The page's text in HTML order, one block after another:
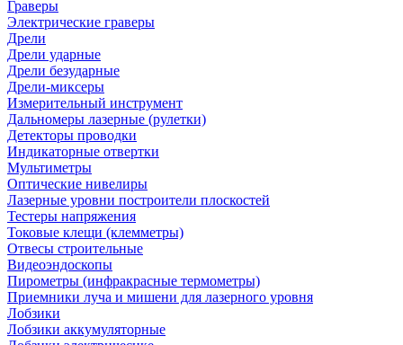
Граверы
Электрические граверы
Дрели
Дрели ударные
Дрели безударные
Дрели-миксеры
Измерительный инструмент
Дальномеры лазерные (рулетки)
Детекторы проводки
Индикаторные отвертки
Мультиметры
Оптические нивелиры
Лазерные уровни построители плоскостей
Тестеры напряжения
Токовые клещи (клемметры)
Отвесы строительные
Видеоэндоскопы
Пирометры (инфракрасные термометры)
Приемники луча и мишени для лазерного уровня
Лобзики
Лобзики аккумуляторные